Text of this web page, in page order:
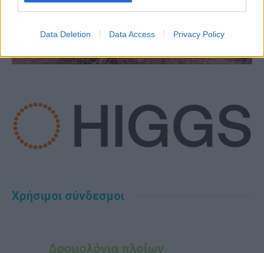
Data Deletion Data Access Privacy Policy
Χρήσιμοι σύνδεσμοι